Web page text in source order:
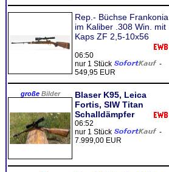
Rep.- Büchse Frankonia
im Kaliber .308 Win. mit
Kaps ZF 2,5-10x56
06:50
nur 1 Stück
-
549,95 EUR
große Bilder
Blaser K95, Leica
Fortis, SIW Titan
Schalldämpfer
06:52
nur 1 Stück
-
7.999,00 EUR